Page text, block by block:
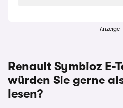
Anzeige
Renault Symbioz E-
würden Sie gerne
lesen?